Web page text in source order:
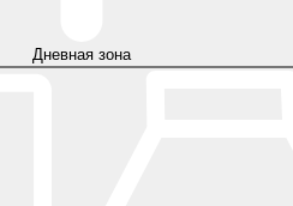
Дневная зона